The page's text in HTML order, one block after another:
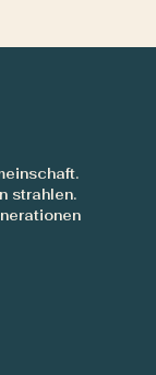
strahlen.